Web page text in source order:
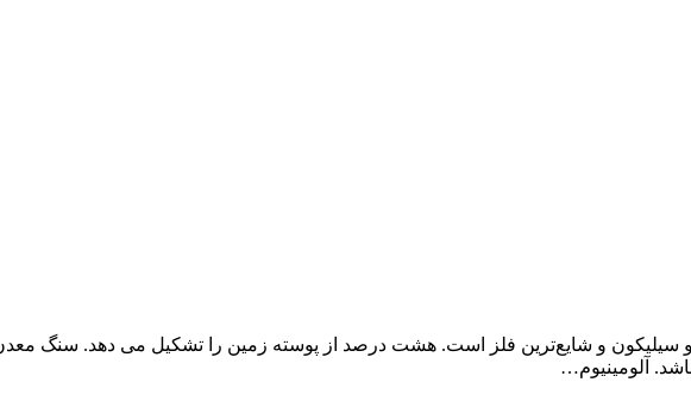
سیلیکون و شایع‌ترین فلز است. هشت درصد از پوسته زمین را تشکیل می دهد. سنگ
آلومینیوم…